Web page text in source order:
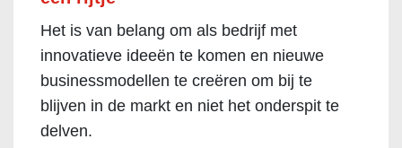
Het is van belang om als bedrijf met
innovatieve ideeën te komen en nieuwe
businessmodellen te creëren om bij te
blijven in de markt en niet het onderspit te
delven.